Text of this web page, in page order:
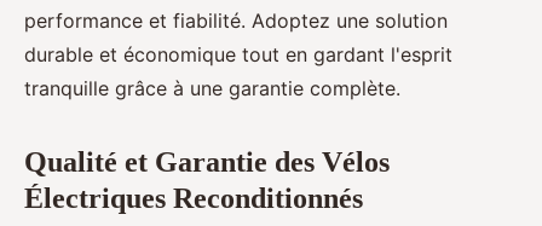
performance et fiabilité. Adoptez une solution
durable et économique tout en gardant l'esprit
tranquille grâce à une garantie complète.
Qualité et Garantie des Vélos
Électriques Reconditionnés